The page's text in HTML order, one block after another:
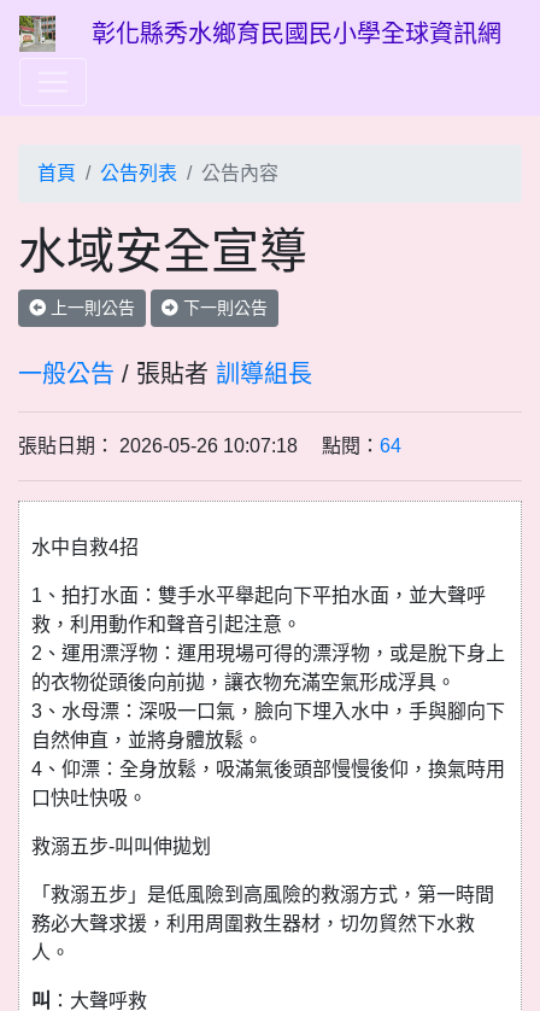
彰化縣秀水鄉育民國民小學全球資訊網
首頁 公告列表 公告內容
水域安全宣導
上一則公告 下一則公告
一般公告 / 張貼者 訓導組長
張貼日期： 2026-05-26 10:07:18 點閱： 64
水中自救4招
1、拍打水面：雙手水平舉起向下平拍水面，並大聲呼
救，利用動作和聲音引起注意。
2、運用漂浮物：運用現場可得的漂浮物，或是脫下身上
的衣物從頭後向前拋，讓衣物充滿空氣形成浮具。
3、水母漂：深吸一口氣，臉向下埋入水中，手與腳向下
自然伸直，並將身體放鬆。
4、仰漂：全身放鬆，吸滿氣後頭部慢慢後仰，換氣時用
口快吐快吸。
救溺五步-叫叫伸拋划
「救溺五步」是低風險到高風險的救溺方式，第一時間
務必大聲求援，利用周圍救生器材，切勿貿然下水救
人。
叫 ：大聲呼救